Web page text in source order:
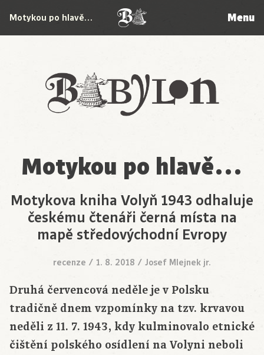
Babylon
Motykou po hlavě… Menu
Motykou po hlavě…
Motykova kniha Volyň 1943 odhaluje
českému čtenáři černá místa na
mapě středovýchodní Evropy
recenze / 1. 8. 2018 / Josef Mlejnek jr.
Druhá červencová neděle je v Polsku
tradičně dnem vzpomínky na tzv. krvavou
neděli z 11. 7. 1943, kdy kulminovalo etnické
čištění polského osídlení na Volyni neboli